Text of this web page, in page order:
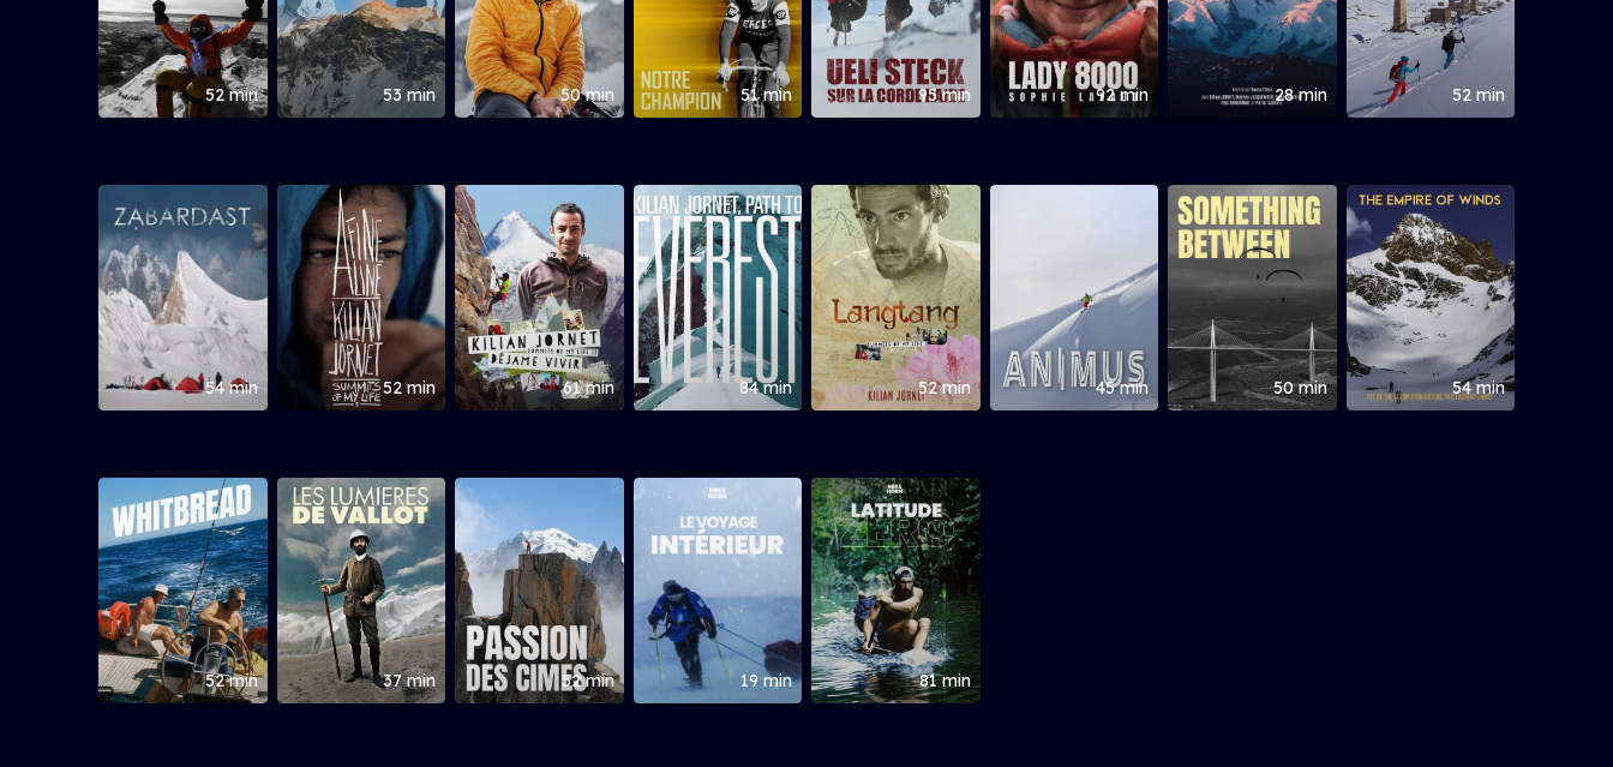
52 min 53 min 50 min 51 min 95 min 92 min 28 min 52 min
54 min 52 min 61 min 84 min 52 min 45 min 50 min 54 min
52 min 37 min 52 min 19 min 81 min